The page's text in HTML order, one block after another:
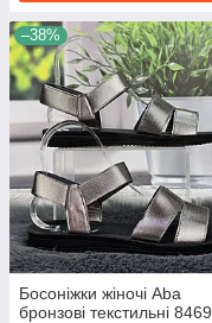
–38%
Босоніжки жіночі Aba
бронзові текстильні 8469